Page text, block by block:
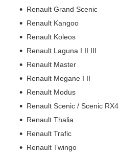
Renault Grand Scenic
Renault Kangoo
Renault Koleos
Renault Laguna I II III
Renault Master
Renault Megane I II
Renault Modus
Renault Scenic / Scenic RX4
Renault Thalia
Renault Trafic
Renault Twingo